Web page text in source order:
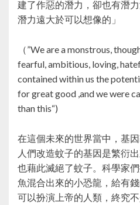
建了作惡的潛力，卻也有潛
潛力遠大於可以想像的」
（”We are a monstrous,
fearful, ambitious, loving,
contained within us the
for great good ,and we were
than this“)
在這個未來的世界當中，基
人們改造蚊子的基因是繁衍
也藉此滅絕了蚊子。科學家
魚混合出來的小恐龍，給有
可以扮演上帝的人類，終究